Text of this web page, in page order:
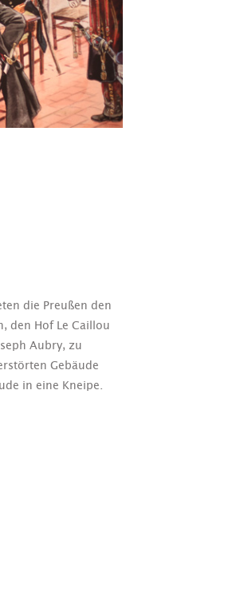
die Preußen den
den Hof Le Caillou
Aubry, zu
Gebäude
in eine Kneipe.